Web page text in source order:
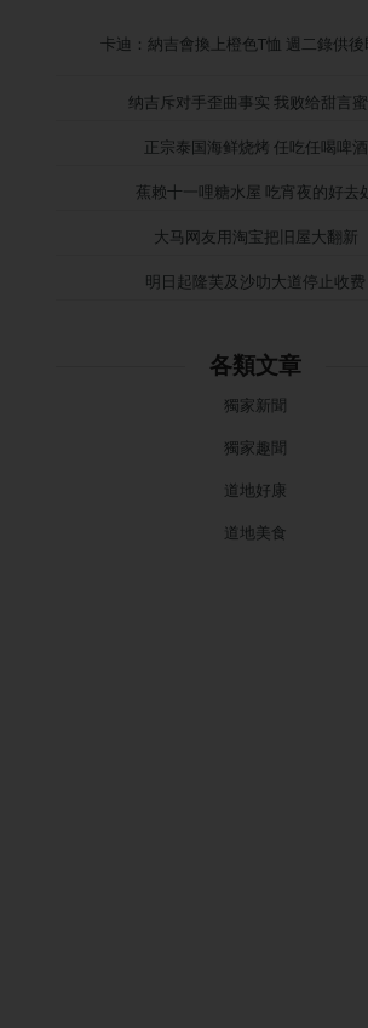
卡迪：納吉會換上橙色T恤 週二錄供後
纳吉斥对手歪曲事实 我败给甜言
正宗泰国海鲜烧烤 任吃任喝啤酒
蕉赖十一哩糖水屋 吃宵夜的好去
大马网友用淘宝把旧屋大翻新
明日起隆芙及沙叻大道停止收费
各類文章
獨家新聞
獨家趣聞
道地好康
道地美食